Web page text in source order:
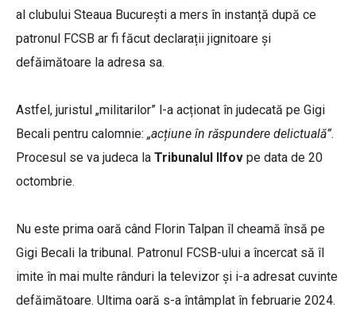
al clubului Steaua București a mers în instanță după ce
patronul FCSB ar fi făcut declarații jignitoare și
defăimătoare la adresa sa.
Astfel, juristul „militarilor” l-a acționat în judecată pe Gigi
Becali pentru calomnie: „acțiune în răspundere delictuală”.
Procesul se va judeca la Tribunalul Ilfov pe data de 20
octombrie.
Nu este prima oară când Florin Talpan îl cheamă însă pe
Gigi Becali la tribunal. Patronul FCSB-ului a încercat să îl
imite în mai multe rânduri la televizor și i-a adresat cuvinte
defăimătoare. Ultima oară s-a întâmplat în februarie 2024.